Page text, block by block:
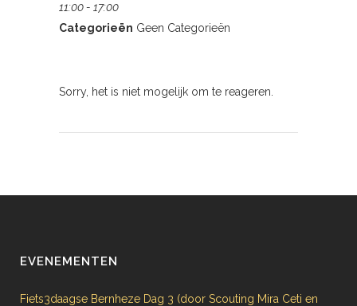
11:00 - 17:00
Categorieën Geen Categorieën
Sorry, het is niet mogelijk om te reageren.
EVENEMENTEN
Fiets3daagse Bernheze Dag 3 (door Scouting Mira Ceti en